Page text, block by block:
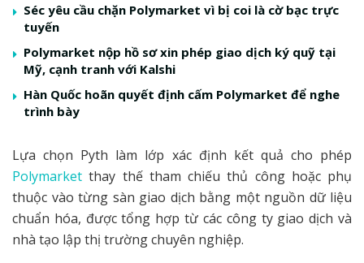
Séc yêu cầu chặn Polymarket vì bị coi là cờ bạc trực
tuyến
Polymarket nộp hồ sơ xin phép giao dịch ký quỹ tại
Mỹ, cạnh tranh với Kalshi
Hàn Quốc hoãn quyết định cấm Polymarket để nghe
trình bày
Lựa chọn Pyth làm lớp xác định kết quả cho phép
Polymarket thay thế tham chiếu thủ công hoặc phụ
thuộc vào từng sàn giao dịch bằng một nguồn dữ liệu
chuẩn hóa, được tổng hợp từ các công ty giao dịch và
nhà tạo lập thị trường chuyên nghiệp.